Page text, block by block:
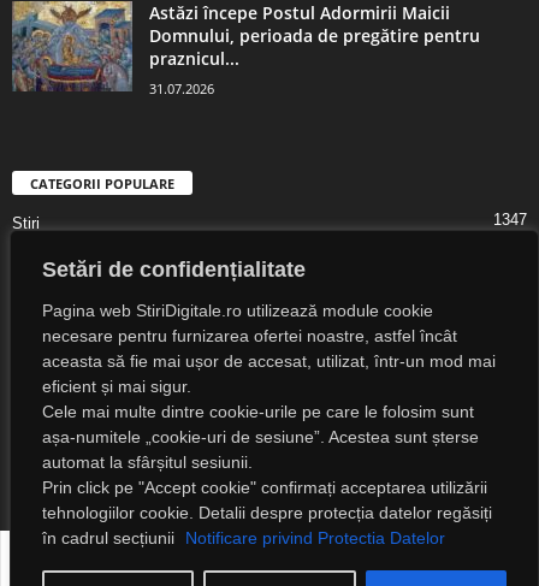
Setări de confidențialitate
Pagina web StiriDigitale.ro utilizează module cookie
necesare pentru furnizarea ofertei noastre, astfel încât
aceasta să fie mai ușor de accesat, utilizat, într-un mod mai
eficient și mai sigur.
Cele mai multe dintre cookie-urile pe care le folosim sunt
așa-numitele „cookie-uri de sesiune”. Acestea sunt șterse
automat la sfârșitul sesiunii.
Prin click pe "Accept cookie" confirmați acceptarea utilizării
tehnologiilor cookie. Detalii despre protecția datelor regăsiți
în cadrul secțiunii
Notificare privind Protectia Datelor
Astăzi începe Postul Adormirii Maicii
Domnului, perioada de pregătire pentru
praznicul...
31.07.2026
CATEGORII POPULARE
Știri 1347
Digital Lifestyle
Societate
Cultură
Religie
Știri Externe